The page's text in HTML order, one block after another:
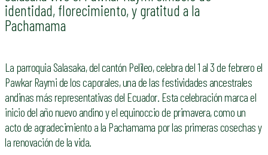
identidad, florecimiento, y gratitud a la
Pachamama
La parroquia Salasaka, del cantón Pelileo, celebra del 1 al 3 de febrero el
Pawkar Raymi de los caporales, una de las festividades ancestrales
andinas más representativas del Ecuador. Esta celebración marca el
inicio del año nuevo andino y el equinoccio de primavera, como un
acto de agradecimiento a la Pachamama por las primeras cosechas y
la renovación de la vida.